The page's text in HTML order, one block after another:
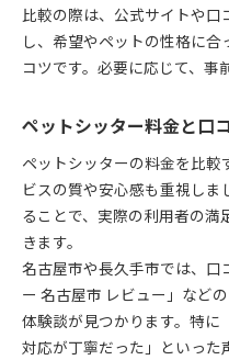
比較の際は、公式サイトや
し、希望やペットの性格に
コツです。必要に応じて、事
ペットシッター料金と口
ペットシッターの料金を比
ビスの質や安心感も重視し
ることで、実際の利用者の
きます。
名古屋市や長久手市では、口
ー 名古屋市 レビュー」など
体験談が見つかります。特
対応が丁寧だった」といった